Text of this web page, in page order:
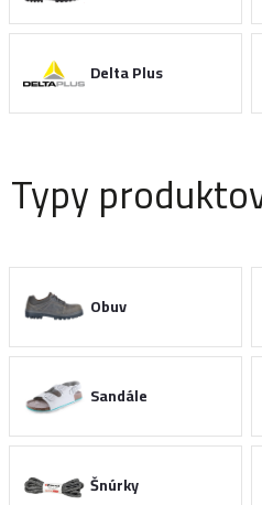
Delta Plus
Typy
Obuv
Sandále
Šnúrky